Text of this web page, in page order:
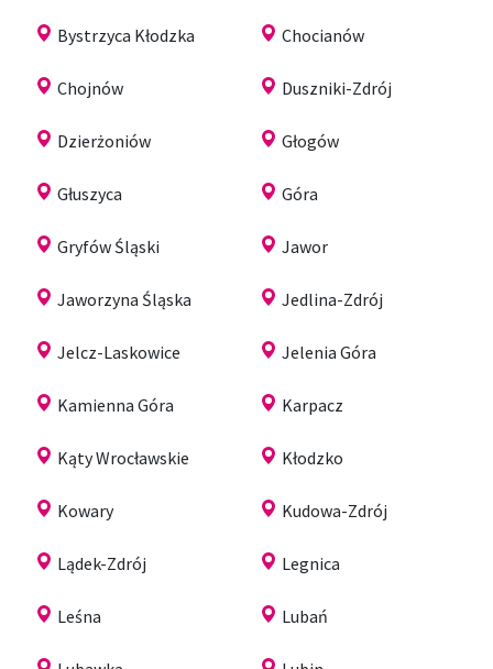
Bystrzyca Kłodzka Chocianów
Chojnów Duszniki-Zdrój
Dzierżoniów Głogów
Głuszyca Góra
Gryfów Śląski Jawor
Jaworzyna Śląska Jedlina-Zdrój
Jelcz-Laskowice Jelenia Góra
Kamienna Góra Karpacz
Kąty Wrocławskie Kłodzko
Kowary Kudowa-Zdrój
Lądek-Zdrój Legnica
Leśna Lubań